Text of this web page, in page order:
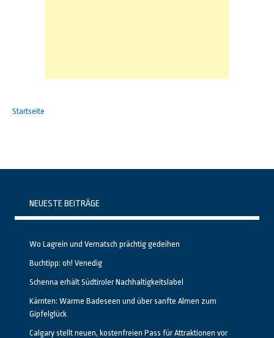
Startseite
NEUESTE BEITRÄGE
Wo Lagrein und Vernatsch prächtig gedeihen
Buchtipp: oh! Venedig
Schenna erhält Südtiroler Nachhaltigkeitslabel
Kärnten: Warme Badeseen und über sanfte Almen zum
Gipfelglück
Calgary stellt neuen, kostenfreien Pass für Attraktionen vor